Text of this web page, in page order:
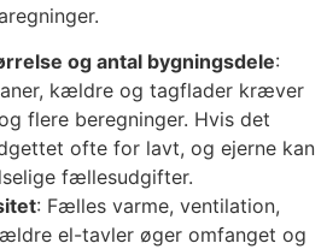
og antal bygningsdele:
kældre og tagflader kræver
flere beregninger. Hvis det
ofte for lavt, og ejerne kan
fællesudgifter.
: Fælles varme, ventilation,
el-tavler øger omfanget og